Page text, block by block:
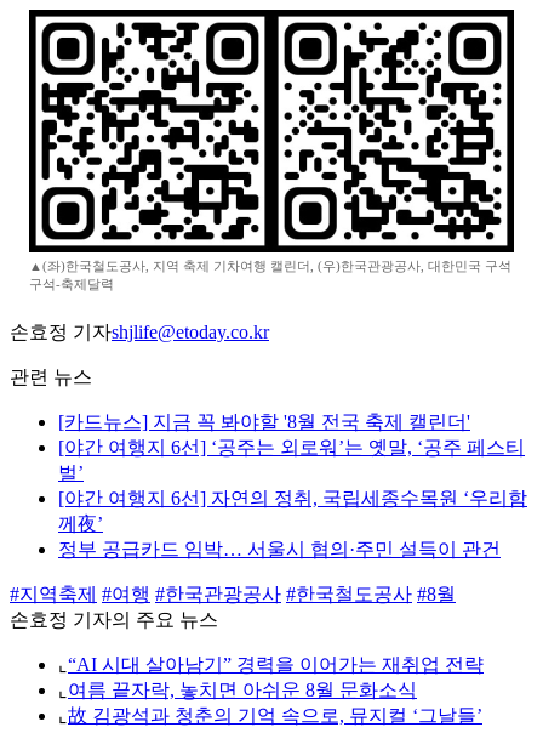
▲(좌)한국철도공사, 지역 축제 기차여행 캘린더, (우)한국관광공사, 대한민국 구석
구석-축제달력
손효정 기자shjlife@etoday.co.kr
관련 뉴스
[카드뉴스] 지금 꼭 봐야할 '8월 전국 축제 캘린더'
[야간 여행지 6선] ‘공주는 외로워’는 옛말, ‘공주 페스티
벌’
[야간 여행지 6선] 자연의 정취, 국립세종수목원 ‘우리함
께夜’
정부 공급카드 임박… 서울시 협의·주민 설득이 관건
#지역축제 #여행 #한국관광공사 #한국철도공사 #8월
손효정 기자의 주요 뉴스
⌞ “AI 시대 살아남기” 경력을 이어가는 재취업 전략
⌞ 여름 끝자락, 놓치면 아쉬운 8월 문화소식
⌞ 故 김광석과 청춘의 기억 속으로, 뮤지컬 ‘그날들’